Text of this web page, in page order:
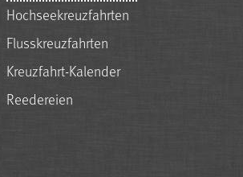
Hochseekreuzfahrten
Flusskreuzfahrten
Kreuzfahrt-Kalender
Reedereien